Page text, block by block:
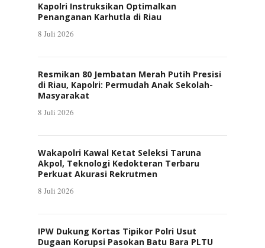
Kapolri Instruksikan Optimalkan
Penanganan Karhutla di Riau
8 Juli 2026
Resmikan 80 Jembatan Merah Putih Presisi
di Riau, Kapolri: Permudah Anak Sekolah-
Masyarakat
8 Juli 2026
Wakapolri Kawal Ketat Seleksi Taruna
Akpol, Teknologi Kedokteran Terbaru
Perkuat Akurasi Rekrutmen
8 Juli 2026
IPW Dukung Kortas Tipikor Polri Usut
Dugaan Korupsi Pasokan Batu Bara PLTU